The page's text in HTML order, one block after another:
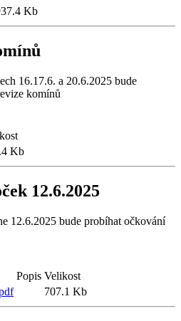
Kb
16.17.6. a 20.6.2025 bude
komínů
Kb
12.6.2025
12.6.2025 bude probíhat očkování
Popis Velikost
707.1 Kb